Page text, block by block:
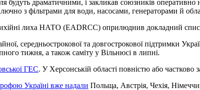
будуть драматичними, і закликав союзників
з фільтрами для води, насосами, генераторами й
лиха НАТО (EADRCC) оприлюднив докладний
середньострокової та довгострокової підтримки
тижня, а також саміту у Вільнюсі в липні.
ГЕС. У Херсонській області повністю або частково
Україні вже надали Польща, Австрія, Чехія,